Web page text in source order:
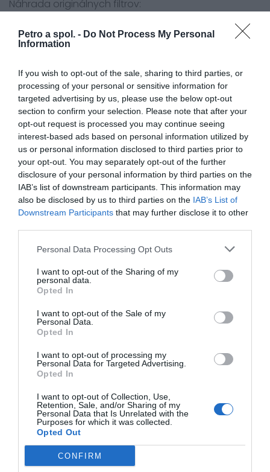
Petro a spol. - Do Not Process My Personal
Information
If you wish to opt-out of the sale, sharing to third parties, or
processing of your personal or sensitive information for
targeted advertising by us, please use the below opt-out
section to confirm your selection. Please note that after your
opt-out request is processed you may continue seeing
interest-based ads based on personal information utilized by
us or personal information disclosed to third parties prior to
your opt-out. You may separately opt-out of the further
disclosure of your personal information by third parties on the
IAB’s list of downstream participants. This information may
also be disclosed by us to third parties on the IAB’s List of
Downstream Participants that may further disclose it to other
Personal Data Processing Opt Outs
I want to opt-out of the Sharing of my
personal data.
Opted In
I want to opt-out of the Sale of my
Personal Data.
Opted In
I want to opt-out of processing my
Personal Data for Targeted Advertising.
Opted In
I want to opt-out of Collection, Use,
Retention, Sale, and/or Sharing of my
Personal Data that Is Unrelated with the
Purposes for which it was collected.
Opted Out
CONFIRM
Náhrada originálnych filtrov:
Kawasaki 11013-1244
ZX750 P1-P8 (ZX-7R) 96-03
ZX750 N1-N2 (ZX-7RR) 96-99
0.0
0% zákazníkov odporúča produkt
Pre pridanie recenzie sa musíte
prihlásiť